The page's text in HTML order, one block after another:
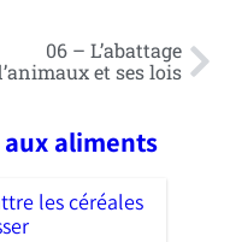
06 – L’abattage
et ses lois
aliments
les céréales